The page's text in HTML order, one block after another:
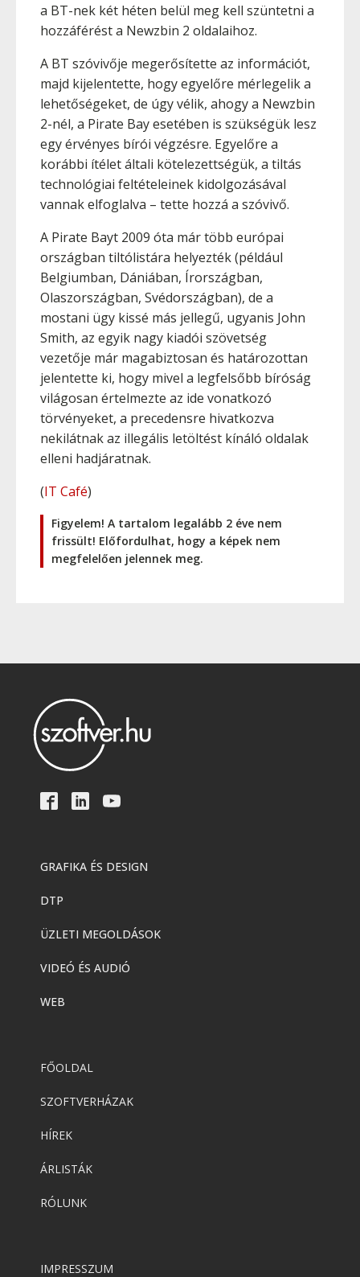
a BT-nek két héten belül meg kell szüntetni a
hozzáférést a Newzbin 2 oldalaihoz.
A BT szóvivője megerősítette az információt,
majd kijelentette, hogy egyelőre mérlegelik a
lehetőségeket, de úgy vélik, ahogy a Newzbin
2-nél, a Pirate Bay esetében is szükségük lesz
egy érvényes bírói végzésre. Egyelőre a
korábbi ítélet általi kötelezettségük, a tiltás
technológiai feltételeinek kidolgozásával
vannak elfoglalva – tette hozzá a szóvivő.
A Pirate Bayt 2009 óta már több európai
országban tiltólistára helyezték (például
Belgiumban, Dániában, Írországban,
Olaszországban, Svédországban), de a
mostani ügy kissé más jellegű, ugyanis John
Smith, az egyik nagy kiadói szövetség
vezetője már magabiztosan és határozottan
jelentette ki, hogy mivel a legfelsőbb bíróság
világosan értelmezte az ide vonatkozó
törvényeket, a precedensre hivatkozva
nekilátnak az illegális letöltést kínáló oldalak
elleni hadjáratnak.
(IT Café)
Figyelem! A tartalom legalább 2 éve nem
frissült! Előfordulhat, hogy a képek nem
megfelelően jelennek meg.
GRAFIKA ÉS DESIGN
DTP
ÜZLETI MEGOLDÁSOK
VIDEÓ ÉS AUDIÓ
WEB
FŐOLDAL
SZOFTVERHÁZAK
HÍREK
ÁRLISTÁK
RÓLUNK
IMPRESSZUM